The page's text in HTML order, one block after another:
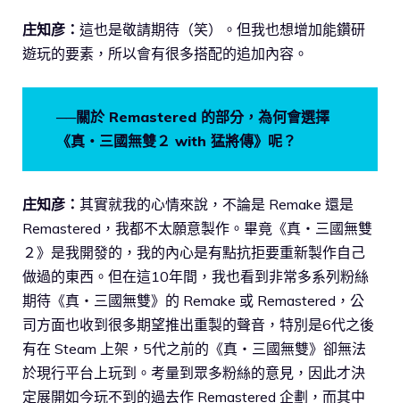
庄知彦： 這也是敬請期待（笑）。但我也想增加能鑽研
遊玩的要素，所以會有很多搭配的追加內容。
──關於 Remastered 的部分，為何會選擇
《真・三國無雙２ with 猛將傳》呢？
庄知彦： 其實就我的心情來說，不論是 Remake 還是
Remastered，我都不太願意製作。畢竟《真・三國無雙
２》是我開發的，我的內心是有點抗拒要重新製作自己
做過的東西。但在這10年間，我也看到非常多系列粉絲
期待《真・三國無雙》的 Remake 或 Remastered，公
司方面也收到很多期望推出重製的聲音，特別是6代之後
有在 Steam 上架，5代之前的《真・三國無雙》卻無法
於現行平台上玩到。考量到眾多粉絲的意見，因此才決
定展開如今玩不到的過去作 Remastered 企劃，而其中